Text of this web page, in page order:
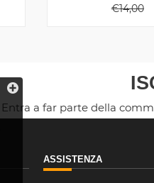
€14,00
Entra a far parte della
ASSISTENZA